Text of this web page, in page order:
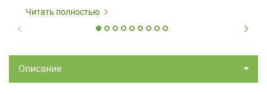
Читать полностью
Описание